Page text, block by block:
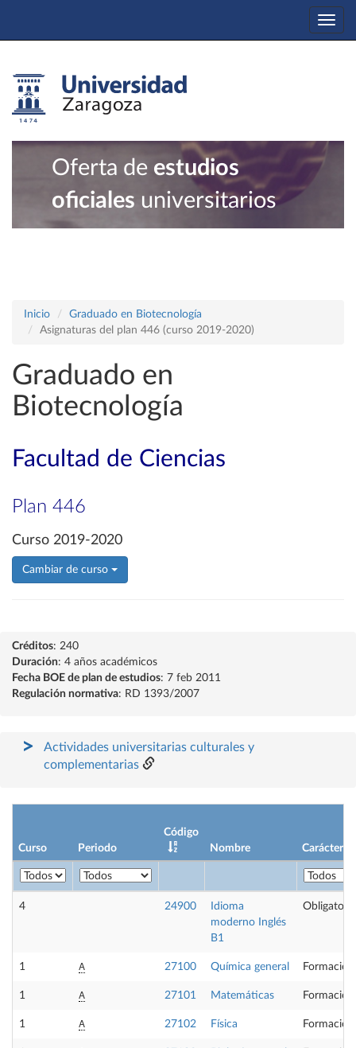
Oferta de estudios
oficiales universitarios
Inicio
Graduado en Biotecnología
Asignaturas del plan 446 (curso 2019-2020)
Graduado en
Biotecnología
Facultad de Ciencias
Plan 446
Curso 2019-2020
Cambiar de curso
Créditos: 240
Duración: 4 años académicos
Fecha BOE de plan de estudios: 7 feb 2011
Regulación normativa: RD 1393/2007
Actividades universitarias culturales y
complementarias
Curso Periodo
Código
Nombre
Carácter
4 24900
Idioma
moderno Inglés
B1
Obligatoria
1 A 27100 Química general
1 A 27101 Matemáticas
1 A 27102 Física